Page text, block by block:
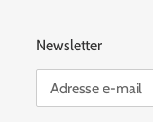
Newsletter